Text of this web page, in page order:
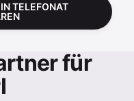
TELEFONAT
für